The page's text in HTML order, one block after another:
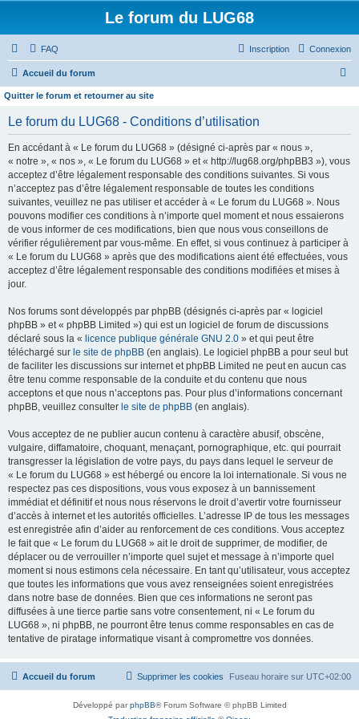
Le forum du LUG68
FAQ Connexion
Inscription
Accueil du forum
Quitter le forum et retourner au site
Le forum du LUG68 - Conditions d’utilisation
En accédant à « Le forum du LUG68 » (désigné ci-après par « nous »,
« notre », « nos », « Le forum du LUG68 » et « http://lug68.org/phpBB3 »), vous
acceptez d’être légalement responsable des conditions suivantes. Si vous
n’acceptez pas d’être légalement responsable de toutes les conditions
suivantes, veuillez ne pas utiliser et accéder à « Le forum du LUG68 ». Nous
pouvons modifier ces conditions à n’importe quel moment et nous essaierons
de vous informer de ces modifications, bien que nous vous conseillons de
vérifier régulièrement par vous-même. En effet, si vous continuez à participer à
« Le forum du LUG68 » après que des modifications aient été effectuées, vous
acceptez d’être légalement responsable des conditions modifiées et mises à
jour.
Nos forums sont développés par phpBB (désignés ci-après par « logiciel
phpBB » et « phpBB Limited ») qui est un logiciel de forum de discussions
déclaré sous la « licence publique générale GNU 2.0 » et qui peut être
téléchargé sur le site de phpBB (en anglais). Le logiciel phpBB a pour seul but
de faciliter les discussions sur internet et phpBB Limited ne peut en aucun cas
être tenu comme responsable de la conduite et du contenu que nous
acceptons et que nous n’acceptons pas. Pour plus d’informations concernant
phpBB, veuillez consulter le site de phpBB (en anglais).
Vous acceptez de ne publier aucun contenu à caractère abusif, obscène,
vulgaire, diffamatoire, choquant, menaçant, pornographique, etc. qui pourrait
transgresser la législation de votre pays, du pays dans lequel le serveur de
« Le forum du LUG68 » est hébergé ou encore la loi internationale. Si vous ne
respectez pas ces dispositions, vous vous exposez à un bannissement
immédiat et définitif et nous nous réservons le droit d’avertir votre fournisseur
d’accès à internet et les autorités officielles. L’adresse IP de tous les messages
est enregistrée afin d’aider au renforcement de ces conditions. Vous acceptez
le fait que « Le forum du LUG68 » ait le droit de supprimer, de modifier, de
déplacer ou de verrouiller n’importe quel sujet et message à n’importe quel
moment si nous estimons cela nécessaire. En tant qu’utilisateur, vous acceptez
que toutes les informations que vous avez renseignées soient enregistrées
dans notre base de données. Bien que ces informations ne seront pas
diffusées à une tierce partie sans votre consentement, ni « Le forum du
LUG68 », ni phpBB, ne pourront être tenus comme responsables en cas de
tentative de piratage informatique visant à compromettre vos données.
Accueil du forum Fuseau horaire sur UTC+02:00
Supprimer les cookies
Développé parphpBB® Forum Software © phpBB Limited